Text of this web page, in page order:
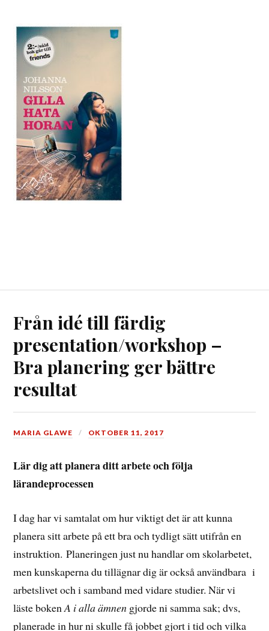
Från idé till färdig
presentation/workshop –
Bra planering ger bättre
resultat
MARIA GLAWE OKTOBER 11, 2017
Lär dig att planera ditt arbete och följa
lärandeprocessen
I dag har vi samtalat om hur viktigt det är att kunna
planera sitt arbete på ett bra och tydligt sätt utifrån en
instruktion. Planeringen just nu handlar om skolarbetet,
men kunskaperna du tillägnar dig är också användbara i
arbetslivet och i samband med vidare studier. När vi
läste bokenA i alla ämnen gjorde ni samma sak; dvs,
planerade in hur ni skulle få jobbet gjort i tid och vilka